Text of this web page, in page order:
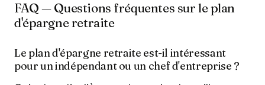
FAQ — Questions fréquentes sur le plan
d'épargne retraite
Le plan d'épargne retraite est-il intéressant
pour un indépendant ou un chef d'entreprise ?